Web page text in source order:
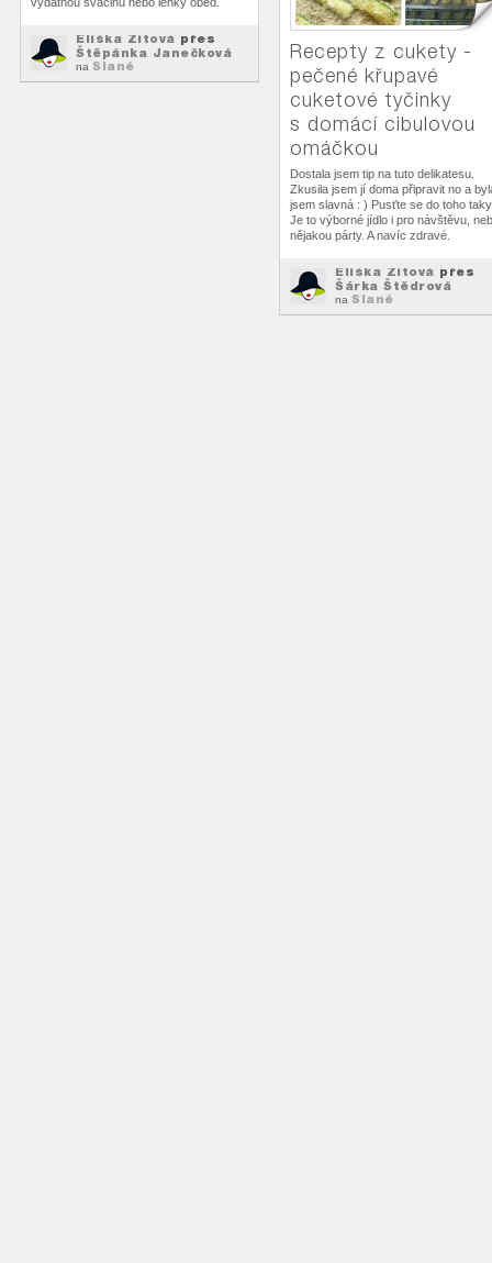
Recepty z cukety -
pečené křupavé
cuketové tyčinky
s domácí cibulovou
omáčkou
Dostala jsem tip na tuto delikatesu.
Zkusila jsem jí doma připravit no a
jsem slavná : ) Pusťte se do toho
Je to výborné jídlo i pro návštěvu,
nějakou párty. A navíc zdravé.
Eliška Zitová přes
Šárka Štědrová
na Slané
Eliška Zitová přes
Štěpánka Janečková
na Slané